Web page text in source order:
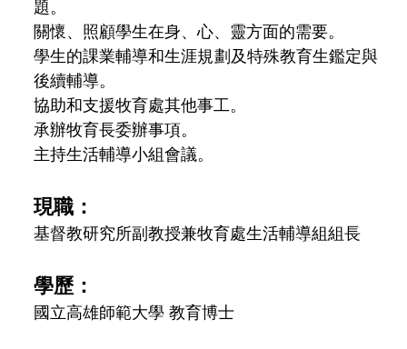
題。
關懷、照顧學生在身、心、靈方面的需要。
學生的課業輔導和生涯規劃及特殊教育生鑑定與
後續輔導。
協助和支援牧育處其他事工。
承辦牧育長委辦事項。
主持生活輔導小組會議。
現職：
基督教研究所副教授兼牧育處生活輔導組組長
學歷：
國立高雄師範大學 教育博士